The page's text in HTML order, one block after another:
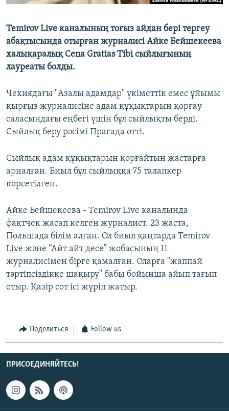
Temirov Live каналының тоғыз айдан бері тергеу
абақтысында отырған журналисі Айке Бейшекеева
халықаралық Cena Gratias Tibi сыйлығының
лауреаты болды.
Чехиядағы "Азалы адамдар" үкіметтік емес ұйымы
қырғыз журналисіне адам құқықтарын қорғау
саласындағы еңбегі үшін бұл сыйлықты берді.
Сыйлық беру рәсімі Прагада өтті.
Сыйлық адам құқықтарын қорғайтын жастарға
арналған. Биыл бұл сыйлыққа 75 талапкер
көрсетілген.
Айке Бейшекеева - Temirov Live каналында
фактчек жасап келген журналист. 23 жаста,
Польшада білім алған. Ол биыл қаңтарда Temirov
Live және “Айт айт десе” жобасының 11
журналисімен бірге қамалған. Оларға "жаппай
тәртіпсіздікке шақыру" бабы бойынша айып тағып
отыр. Қазір сот ісі жүріп жатыр.
Поделиться Follow us
ПРИСОЕДИНЯЙТЕСЬ!